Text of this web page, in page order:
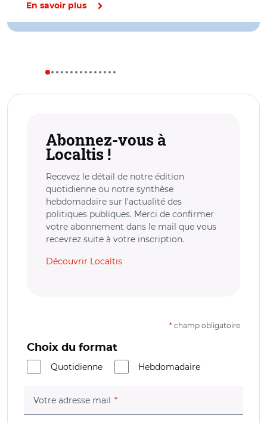
En savoir plus
Abonnez-vous à
Localtis !
Recevez le détail de notre édition
quotidienne ou notre synthèse
hebdomadaire sur l’actualité des
politiques publiques. Merci de confirmer
votre abonnement dans le mail que vous
recevrez suite à votre inscription.
Découvrir Localtis
* champ obligatoire
Choix du format
Quotidienne
Hebdomadaire
Votre adresse mail (champ obligatoire)